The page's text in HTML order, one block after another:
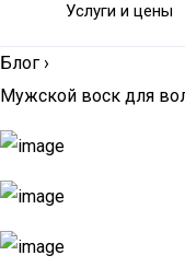
Услуги и цены
Блог ›
Мужской воск для